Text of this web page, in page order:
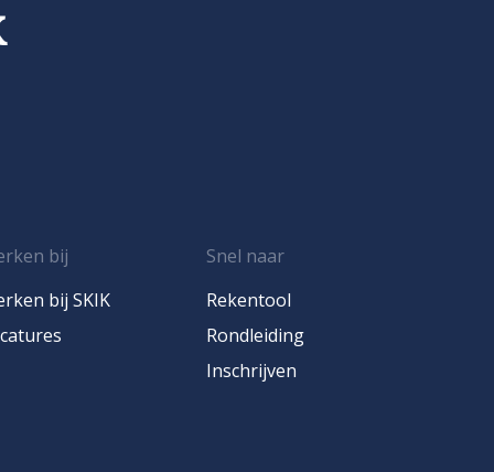
bij
bij SKIK
Snel naar
Rekentool
Rondleiding
Inschrijven